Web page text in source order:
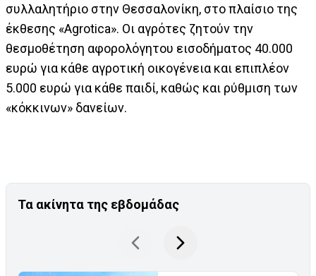
συλλαλητήριο στην Θεσσαλονίκη, στο πλαίσιο της
έκθεσης «Agrotica». Οι αγρότες ζητούν την
θεσμοθέτηση αφορολόγητου εισοδήματος 40.000
ευρώ για κάθε αγροτική οικογένεια και επιπλέον
5.000 ευρώ για κάθε παιδί, καθώς και ρύθμιση των
«κόκκινων» δανείων.
Τα ακίνητα της εβδομάδας